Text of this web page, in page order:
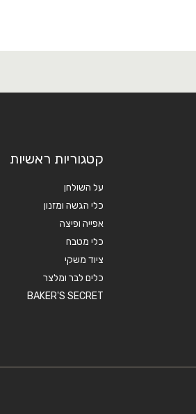
קטגוריות ראשיות
על השולחן
כלי הגשה ומזנון
אפייה ופיצה
כלי מטבח
ציוד משקי
כלים לבר ומלצר
BAKER'S SECRET